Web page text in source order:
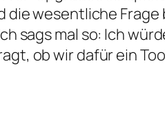
die wesentliche
sags mal so: Ich
ob wir dafür ein